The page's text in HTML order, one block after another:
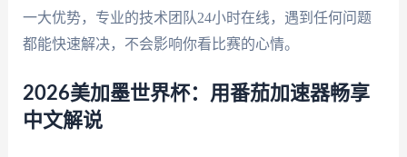
一大优势，专业的技术团队24小时在线，遇到任何问题
都能快速解决，不会影响你看比赛的心情。
2026美加墨世界杯：用番茄加速器畅享
中文解说